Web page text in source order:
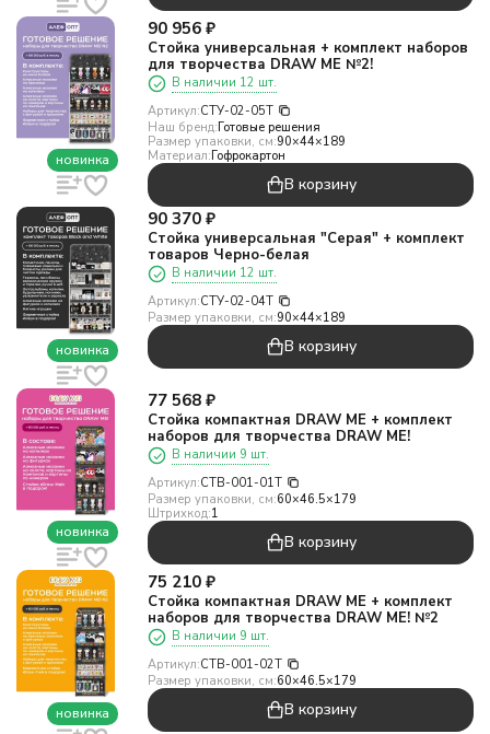
новинка
90 956 ₽
Стойка универсальная + комплект наборов
для творчества DRAW ME №2!
В наличии 12 шт.
Артикул:СТУ-02-05T
Наш бренд:Готовые решения
Размер упаковки, см:90×44×189
Материал:Гофрокартон
В корзину
новинка
90 370 ₽
Стойка универсальная "Серая" + комплект
товаров Черно-белая
В наличии 12 шт.
Артикул:СТУ-02-04T
Размер упаковки, см:90×44×189
В корзину
новинка
77 568 ₽
Стойка компактная DRAW ME + комплект
наборов для творчества DRAW ME!
В наличии 9 шт.
Артикул:СТВ-001-01T
Размер упаковки, см:60×46.5×179
Штрихкод:1
В корзину
новинка
75 210 ₽
Стойка компактная DRAW ME + комплект
наборов для творчества DRAW ME! №2
В наличии 9 шт.
Артикул:СТВ-001-02T
Размер упаковки, см:60×46.5×179
В корзину